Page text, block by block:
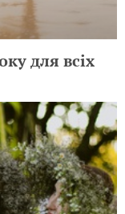
для всіх